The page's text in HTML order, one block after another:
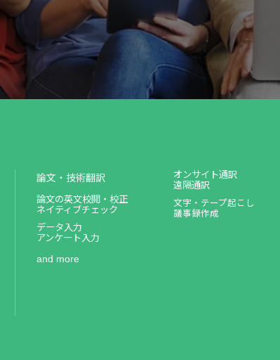
論文・技術翻訳
論文の英文校閲・校正
ネイティブチェック
データ入力
アンケート入力
and more
オンサイト通訳
遠隔通訳
文字・テープ起こし
議事録作成